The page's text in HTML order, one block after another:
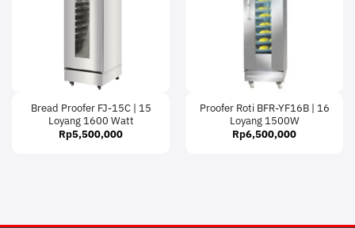
Bread Proofer FJ-15C | 15
Loyang 1600 Watt
Rp5,500,000
Proofer Roti BFR-YF16B | 16
Loyang 1500W
Rp6,500,000